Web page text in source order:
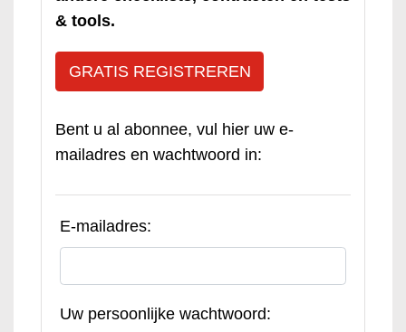
& tools.
GRATIS REGISTREREN
Bent u al abonnee, vul hier uw e-
mailadres en wachtwoord in:
E-mailadres:
Uw persoonlijke wachtwoord: